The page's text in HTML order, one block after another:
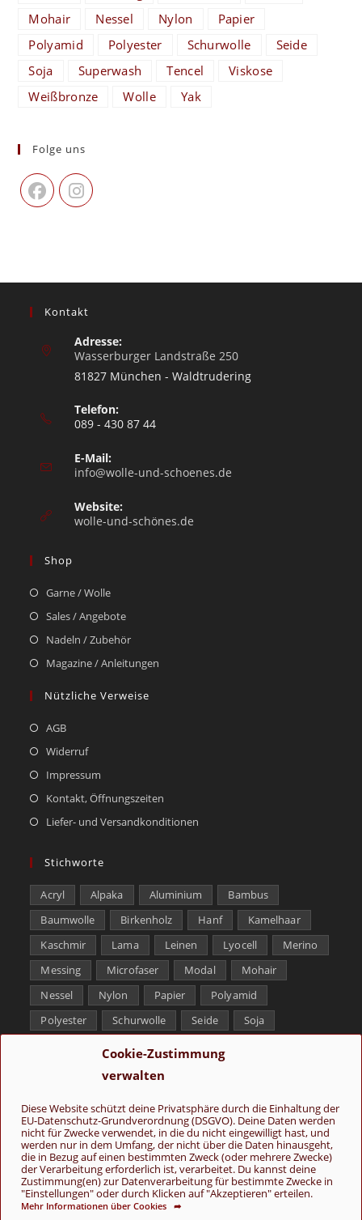
Cookie-Zustimmung
verwalten
Diese Website schützt deine Privatsphäre durch die Einhaltung der
EU-Datenschutz-Grundverordnung (DSGVO). Deine Daten werden
nicht für Zwecke verwendet, in die du nicht eingewilligt hast, und
werden nur in dem Umfang, der nicht über die Daten hinausgeht,
die in Bezug auf einen bestimmten Zweck (oder mehrere Zwecke)
der Verarbeitung erforderlich ist, verarbeitet. Du kannst deine
Zustimmung(en) zur Datenverarbeitung für bestimmte Zwecke in
"Einstellungen" oder durch Klicken auf "Akzeptieren" erteilen.
Mehr Informationen über Cookies ➦
Mohair
Nessel Nylon
Papier
Polyamid
Polyester Schurwolle
Seide
Soja
Superwash Tencel
Viskose
Weißbronze
Wolle Yak
Folge uns
Kontakt
Adresse:
Wasserburger Landstraße 250
81827 München - Waldtrudering
Telefon:
089 - 430 87 44
E-Mail:
info@wolle-und-schoenes.de
Website:
wolle-und-schönes.de
Shop
Garne / Wolle
Sales / Angebote
Nadeln / Zubehör
Magazine / Anleitungen
Nützliche Verweise
AGB
Widerruf
Impressum
Kontakt, Öffnungszeiten
Liefer- und Versandkonditionen
Stichworte
Acryl Alpaka Aluminium
Bambus
Baumwolle
Birkenholz Hanf
Kamelhaar
Kaschmir
Lama Leinen Lyocell
Merino
Messing
Microfaser Modal
Mohair
Nessel
Nylon Papier
Polyamid
Polyester
Schurwolle Seide
Soja
Tencel
Yak
Folge uns